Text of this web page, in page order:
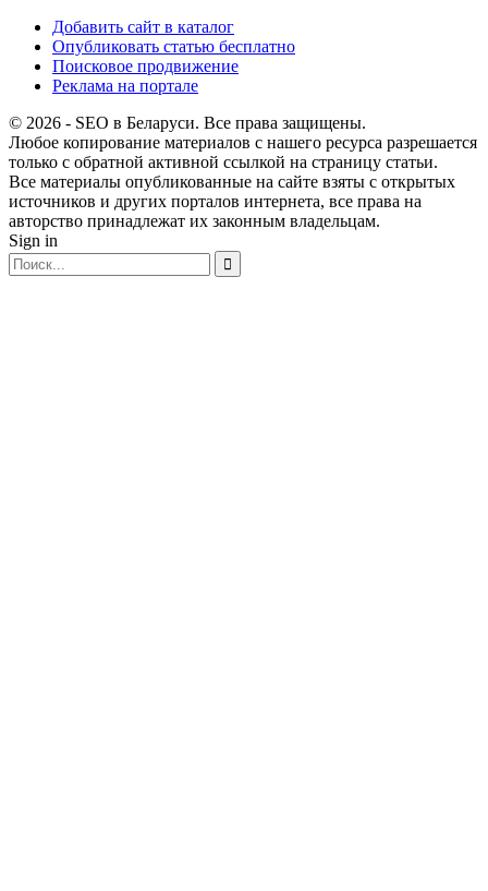
Добавить сайт в каталог
Опубликовать статью бесплатно
Поисковое продвижение
Реклама на портале
© 2026 - SEO в Беларуси. Все права защищены.
Любое копирование материалов с нашего ресурса разрешается
только с обратной активной ссылкой на страницу статьи.
Все материалы опубликованные на сайте взяты с открытых
источников и других порталов интернета, все права на
авторство принадлежат их законным владельцам.
Sign in